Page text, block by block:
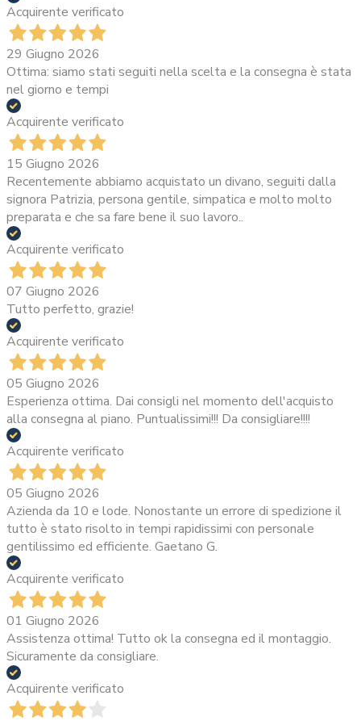
Acquirente verificato
29 Giugno 2026
Ottima: siamo stati seguiti nella scelta e la consegna è stata
nel giorno e tempi
Acquirente verificato
15 Giugno 2026
Recentemente abbiamo acquistato un divano, seguiti dalla
signora Patrizia, persona gentile, simpatica e molto molto
preparata e che sa fare bene il suo lavoro..
Acquirente verificato
07 Giugno 2026
Tutto perfetto, grazie!
Acquirente verificato
05 Giugno 2026
Esperienza ottima. Dai consigli nel momento dell'acquisto
alla consegna al piano. Puntualissimi!!! Da consigliare!!!!
Acquirente verificato
05 Giugno 2026
Azienda da 10 e lode. Nonostante un errore di spedizione il
tutto è stato risolto in tempi rapidissimi con personale
gentilissimo ed efficiente. Gaetano G.
Acquirente verificato
01 Giugno 2026
Assistenza ottima! Tutto ok la consegna ed il montaggio.
Sicuramente da consigliare.
Acquirente verificato